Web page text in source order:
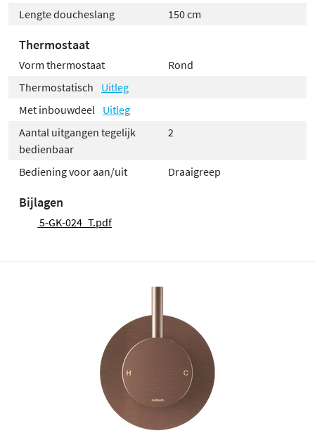
Lengte doucheslang
150 cm
Thermostaat
Vorm thermostaat
Rond
Thermostatisch
Uitleg
Met inbouwdeel
Uitleg
Aantal uitgangen tegelijk
bedienbaar
2
Bediening voor aan/uit Draaigreep
Bijlagen
5-GK-024_T.pdf